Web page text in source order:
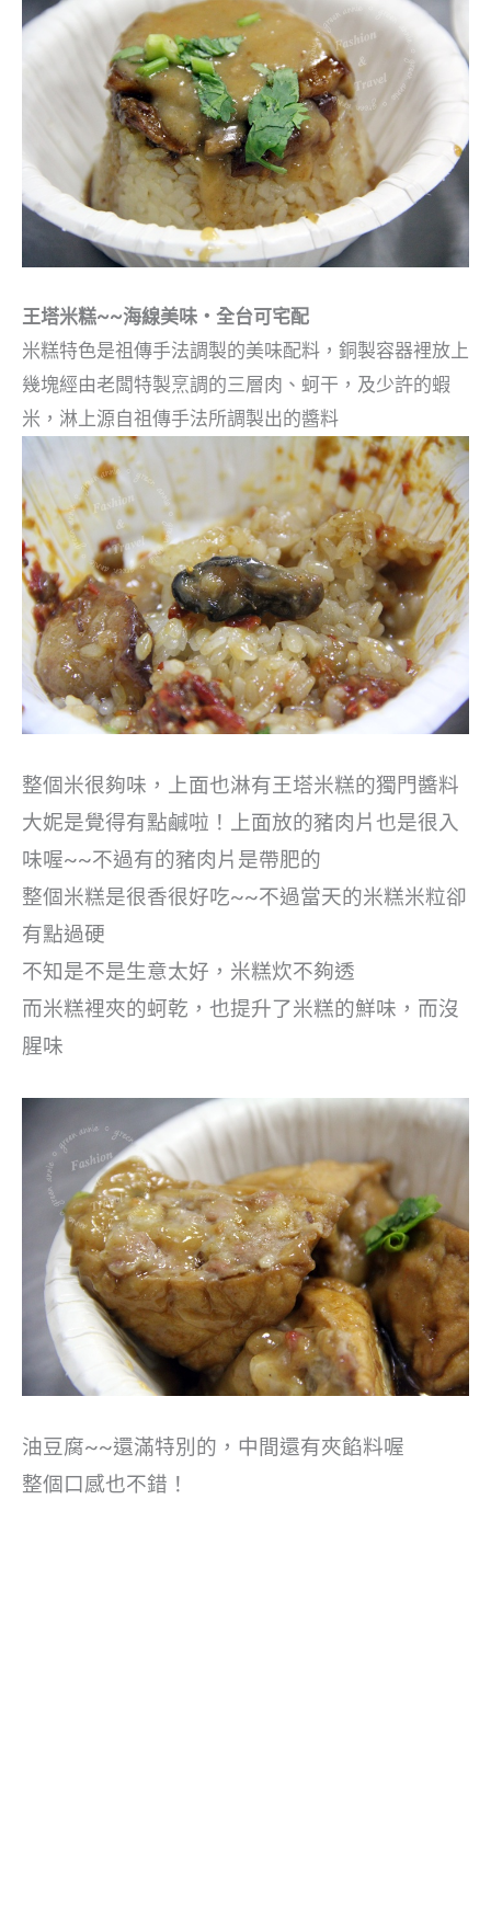
王塔米糕~~海線美味‧全台可宅配
米糕特色是祖傳手法調製的美味配料，銅製容器裡放上
幾塊經由老闆特製烹調的三層肉、蚵干，及少許的蝦
米，淋上源自祖傳手法所調製出的醬料
整個米很夠味，上面也淋有王塔米糕的獨門醬料
大妮是覺得有點鹹啦！上面放的豬肉片也是很入
味喔~~不過有的豬肉片是帶肥的
整個米糕是很香很好吃~~不過當天的米糕米粒卻
有點過硬
不知是不是生意太好，米糕炊不夠透
而米糕裡夾的蚵乾，也提升了米糕的鮮味，而沒
腥味
油豆腐~~還滿特別的，中間還有夾餡料喔
整個口感也不錯！